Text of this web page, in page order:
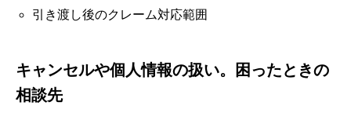
引き渡し後のクレーム対応範囲
キャンセルや個人情報の扱い。困ったときの
相談先